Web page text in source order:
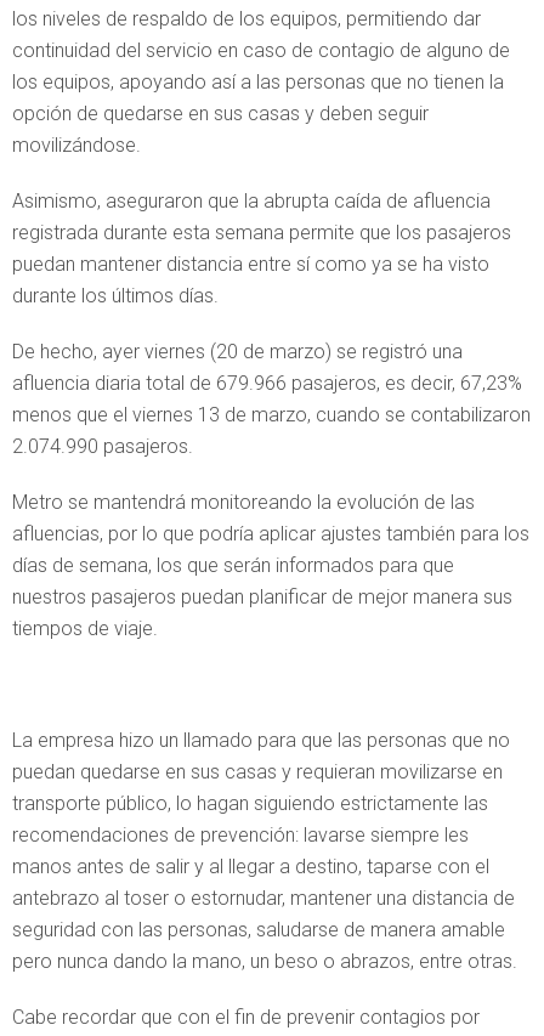
los niveles de respaldo de los equipos, permitiendo dar
continuidad del servicio en caso de contagio de alguno de
los equipos, apoyando así a las personas que no tienen la
opción de quedarse en sus casas y deben seguir
movilizándose.
Asimismo, aseguraron que la abrupta caída de afluencia
registrada durante esta semana permite que los pasajeros
puedan mantener distancia entre sí como ya se ha visto
durante los últimos días.
De hecho, ayer viernes (20 de marzo) se registró una
afluencia diaria total de 679.966 pasajeros, es decir, 67,23%
menos que el viernes 13 de marzo, cuando se contabilizaron
2.074.990 pasajeros.
Metro se mantendrá monitoreando la evolución de las
afluencias, por lo que podría aplicar ajustes también para los
días de semana, los que serán informados para que
nuestros pasajeros puedan planificar de mejor manera sus
tiempos de viaje.
La empresa hizo un llamado para que las personas que no
puedan quedarse en sus casas y requieran movilizarse en
transporte público, lo hagan siguiendo estrictamente las
recomendaciones de prevención: lavarse siempre les
manos antes de salir y al llegar a destino, taparse con el
antebrazo al toser o estornudar, mantener una distancia de
seguridad con las personas, saludarse de manera amable
pero nunca dando la mano, un beso o abrazos, entre otras.
Cabe recordar que con el fin de prevenir contagios por